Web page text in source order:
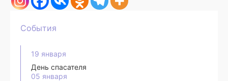
События
19 января
День спасателя
05 января